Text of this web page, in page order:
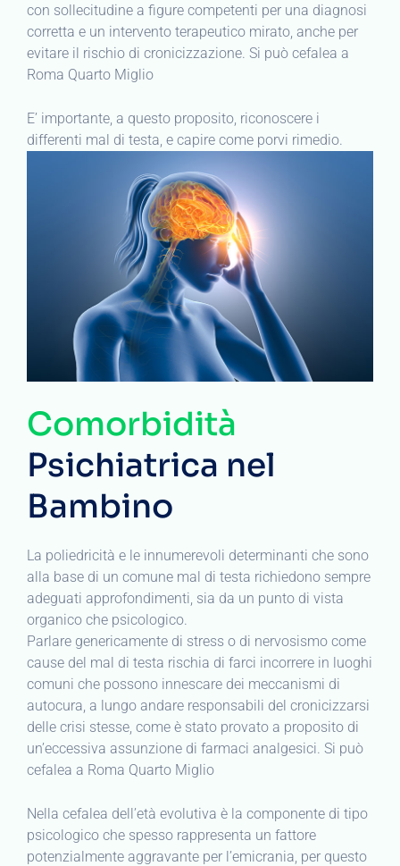
con sollecitudine a figure competenti per una diagnosi
corretta e un intervento terapeutico mirato, anche per
evitare il rischio di cronicizzazione. Si può cefalea a
Roma Quarto Miglio
E’ importante, a questo proposito, riconoscere i
differenti mal di testa, e capire come porvi rimedio.
Comorbidità
Psichiatrica nel
Bambino
La poliedricità e le innumerevoli determinanti che sono
alla base di un comune mal di testa richiedono sempre
adeguati approfondimenti, sia da un punto di vista
organico che psicologico.
Parlare genericamente di stress o di nervosismo come
cause del mal di testa rischia di farci incorrere in luoghi
comuni che possono innescare dei meccanismi di
autocura, a lungo andare responsabili del cronicizzarsi
delle crisi stesse, come è stato provato a proposito di
un’eccessiva assunzione di farmaci analgesici. Si può
cefalea a Roma Quarto Miglio
Nella cefalea dell’età evolutiva è la componente di tipo
psicologico che spesso rappresenta un fattore
potenzialmente aggravante per l’emicrania, per questo